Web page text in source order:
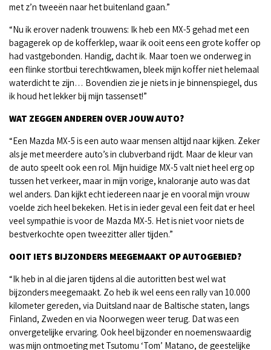
met z’n tweeën naar het buitenland gaan.”
“Nu ik erover nadenk trouwens: Ik heb een MX-5 gehad met een
bagagerek op de kofferklep, waar ik ooit eens een grote koffer op
had vastgebonden. Handig, dacht ik. Maar toen we onderweg in
een flinke stortbui terechtkwamen, bleek mijn koffer niet helemaal
waterdicht te zijn… Bovendien zie je niets in je binnenspiegel, dus
ik houd het lekker bij mijn tassenset!”
WAT ZEGGEN ANDEREN OVER JOUW AUTO?
“Een Mazda MX-5 is een auto waar mensen altijd naar kijken. Zeker
als je met meerdere auto’s in clubverband rijdt. Maar de kleur van
de auto speelt ook een rol. Mijn huidige MX-5 valt niet heel erg op
tussen het verkeer, maar in mijn vorige, knaloranje auto was dat
wel anders. Dan kijkt echt iedereen naar je en vooral mijn vrouw
voelde zich heel bekeken. Het is in ieder geval een feit dat er heel
veel sympathie is voor de Mazda MX-5. Het is niet voor niets de
bestverkochte open tweezitter aller tijden.”
OOIT IETS BIJZONDERS MEEGEMAAKT OP AUTOGEBIED?
“Ik heb in al die jaren tijdens al die autoritten best wel wat
bijzonders meegemaakt. Zo heb ik wel eens een rally van 10.000
kilometer gereden, via Duitsland naar de Baltische staten, langs
Finland, Zweden en via Noorwegen weer terug. Dat was een
onvergetelijke ervaring. Ook heel bijzonder en noemenswaardig
was mijn ontmoeting met Tsutomu ‘Tom’ Matano, de geestelijke